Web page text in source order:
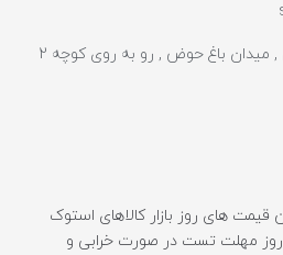
فارس - شیراز - بلوار زرهی , میدان باغ حوض , رو به روی کوچه 2
های روز بازار کالاهای استوک
خدمت شما هستیم. همراه با 7 روز مهلت تست در صورت خرابی و